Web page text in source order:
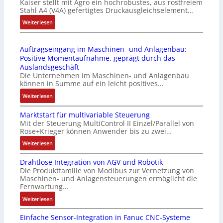
P
C
l
ä
s
t
s
i
c
h
f
l
e
x
i
b
e
l
f
ü
r
d
u
l
e
r
i
n
g
e
n
4
G
u
n
d
5
G
a
u
f
d
6
2
4
3
-
Z
e
r
t
i
f
i
z
i
e
u
n
g
b
e
s
Kaiser stellt mit Agro ein hochrobustes, aus rostfreiem
Stahl A4 (V4A) gefertigtes Druckausgleichselement…
Weiterlesen:
D
u
c
k
a
u
s
g
l
e
i
c
h
e
l
e
m
e
n
Auftragseingang im Maschinen- und Anlagenbau:
Positive Momentaufnahme, geprägt durch das
Auslandsgeschäft
Die Unternehmen im Maschinen- und Anlagenbau
können in Summe auf ein leicht positives…
Weiterlesen:
A
u
f
t
r
a
g
s
e
i
n
g
a
Marktstart für multivariable Steuerung
Mit der Steuerung MultiControl II Einzel/Parallel von
Rose+Krieger können Anwender bis zu zwei…
Weiterlesen:
M
a
r
k
t
s
t
a
Drahtlose Integration von AGV und Robotik
Die Produktfamilie von Modibus zur Vernetzung von
Maschinen- und Anlagensteuerungen ermöglicht die
Fernwartung…
Weiterlesen:
D
r
Einfache Sensor-Integration in Fanuc CNC-Systeme